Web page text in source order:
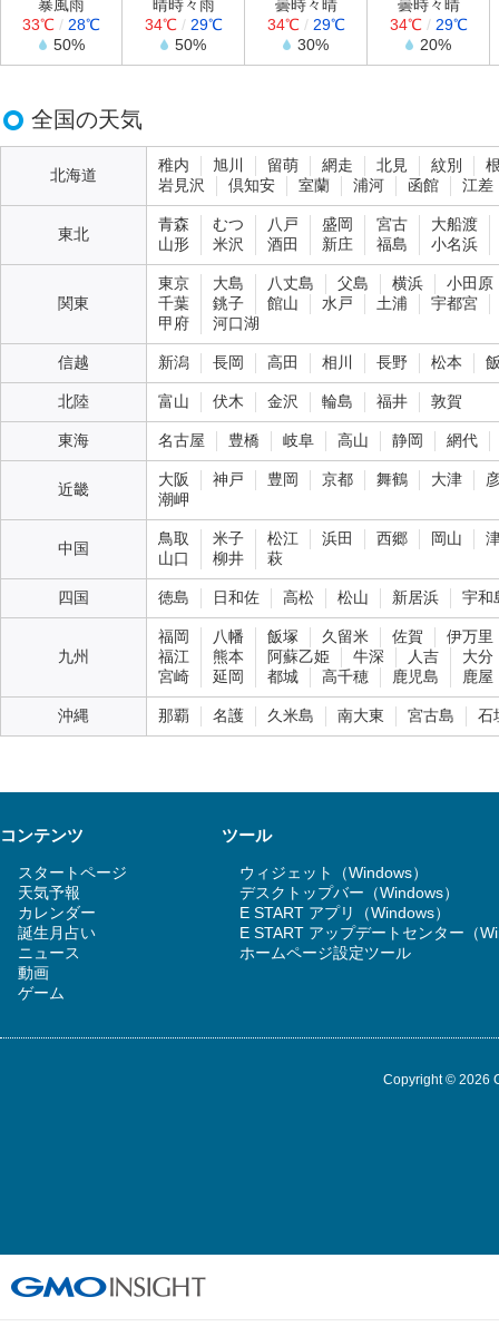
暴風雨
33℃ / 28℃
50%
晴時々雨
34℃/ 29℃
50%
曇時々晴
34℃/ 29℃
30%
曇時々晴
34℃/ 29℃
20%
全国の天気
北海道
稚内 旭川 留萌 網走 北見 紋別
岩見沢
倶知安 室蘭 浦河 函館 江差
東北
青森 むつ 八戸 盛岡 宮古
大船渡
山形
米沢 酒田 新庄 福島 小名浜
関東
東京 大島 八丈島 父島 横浜
小田原
千葉
銚子 館山 水戸 土浦
宇都宮
甲府
河口湖
信越 新潟 長岡 高田 相川 長野 松本
北陸 富山 伏木 金沢 輪島 福井 敦賀
東海 名古屋 豊橋 岐阜 高山 静岡 網代
近畿
大阪 神戸 豊岡 京都 舞鶴 大津
潮岬
中国
鳥取 米子 松江 浜田 西郷 岡山
山口
柳井 萩
四国 徳島 日和佐 高松 松山 新居浜 宇和
九州
福岡 八幡 飯塚 久留米 佐賀
伊万里
福江
熊本 阿蘇乙姫 牛深 人吉
大分
宮崎
延岡 都城 高千穂 鹿児島 鹿屋
沖縄 那覇 名護 久米島 南大東 宮古島 石
コンテンツ
スタートページ
天気予報
カレンダー
誕生月占い
ニュース
動画
ゲーム
ツール
ウィジェット（Windows）
デスクトップバー（Windows）
E START アプリ（Windows）
E START アップデートセンター（
ホームページ設定ツール
Copyright © 2026